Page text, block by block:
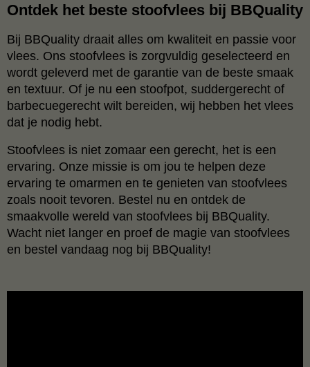
Ontdek het beste stoofvlees bij BBQuality
Bij BBQuality draait alles om kwaliteit en passie voor
vlees. Ons stoofvlees is zorgvuldig geselecteerd en
wordt geleverd met de garantie van de beste smaak
en textuur. Of je nu een stoofpot, suddergerecht of
barbecuegerecht wilt bereiden, wij hebben het vlees
dat je nodig hebt.
Stoofvlees is niet zomaar een gerecht, het is een
ervaring. Onze missie is om jou te helpen deze
ervaring te omarmen en te genieten van stoofvlees
zoals nooit tevoren. Bestel nu en ontdek de
smaakvolle wereld van stoofvlees bij BBQuality.
Wacht niet langer en proef de magie van stoofvlees
en bestel vandaag nog bij BBQuality!